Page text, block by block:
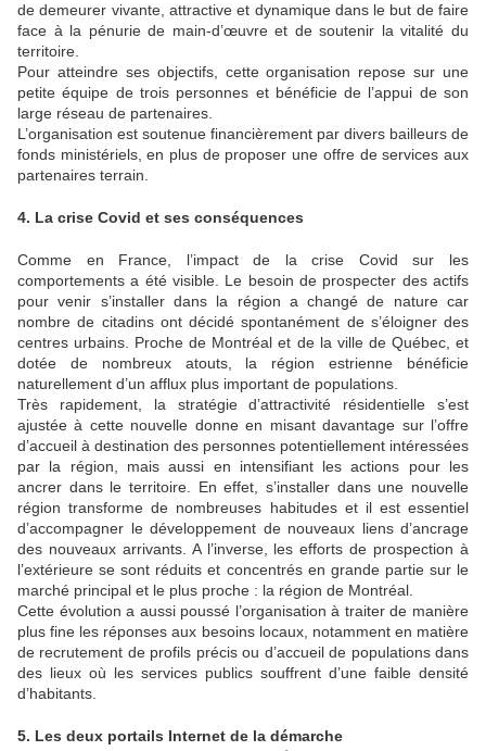
de demeurer vivante, attractive et dynamique dans le but de faire
face à la pénurie de main-d’œuvre et de soutenir la vitalité du
territoire.
Pour atteindre ses objectifs, cette organisation repose sur une
petite équipe de trois personnes et bénéficie de l’appui de son
large réseau de partenaires.
L’organisation est soutenue financièrement par divers bailleurs de
fonds ministériels, en plus de proposer une offre de services aux
partenaires terrain.
4. La crise Covid et ses conséquences
Comme en France, l’impact de la crise Covid sur les
comportements a été visible. Le besoin de prospecter des actifs
pour venir s’installer dans la région a changé de nature car
nombre de citadins ont décidé spontanément de s’éloigner des
centres urbains. Proche de Montréal et de la ville de Québec, et
dotée de nombreux atouts, la région estrienne bénéficie
naturellement d’un afflux plus important de populations.
Très rapidement, la stratégie d’attractivité résidentielle s’est
ajustée à cette nouvelle donne en misant davantage sur l’offre
d’accueil à destination des personnes potentiellement intéressées
par la région, mais aussi en intensifiant les actions pour les
ancrer dans le territoire. En effet, s’installer dans une nouvelle
région transforme de nombreuses habitudes et il est essentiel
d’accompagner le développement de nouveaux liens d’ancrage
des nouveaux arrivants. A l’inverse, les efforts de prospection à
l’extérieure se sont réduits et concentrés en grande partie sur le
marché principal et le plus proche : la région de Montréal.
Cette évolution a aussi poussé l’organisation à traiter de manière
plus fine les réponses aux besoins locaux, notamment en matière
de recrutement de profils précis ou d’accueil de populations dans
des lieux où les services publics souffrent d’une faible densité
d’habitants.
5. Les deux portails Internet de la démarche